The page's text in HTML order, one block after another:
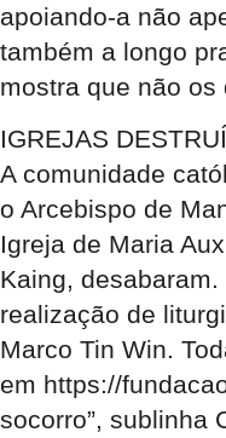
apoiando-a não
também a longo
mostra que não os
IGREJAS
A comunidade
o Arcebispo de
Igreja de Maria
Kaing,
realização de
Marco Tin Win.
em https://
socorro”, sublinha